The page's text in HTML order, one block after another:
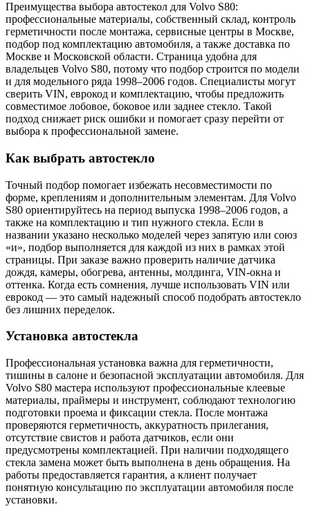
Преимущества выбора автостекол для Volvo S80:
профессиональные материалы, собственный склад, контроль
герметичности после монтажа, сервисные центры в Москве,
подбор под комплектацию автомобиля, а также доставка по
Москве и Московской области. Страница удобна для
владельцев Volvo S80, потому что подбор строится по модели
и для модельного ряда 1998–2006 годов. Специалисты могут
сверить VIN, еврокод и комплектацию, чтобы предложить
совместимое лобовое, боковое или заднее стекло. Такой
подход снижает риск ошибки и помогает сразу перейти от
выбора к профессиональной замене.
Как выбрать автостекло
Точный подбор помогает избежать несовместимости по
форме, креплениям и дополнительным элементам. Для Volvo
S80 ориентируйтесь на период выпуска 1998–2006 годов, а
также на комплектацию и тип нужного стекла. Если в
названии указано несколько моделей через запятую или союз
«и», подбор выполняется для каждой из них в рамках этой
страницы. При заказе важно проверить наличие датчика
дождя, камеры, обогрева, антенны, молдинга, VIN-окна и
оттенка. Когда есть сомнения, лучше использовать VIN или
еврокод — это самый надежный способ подобрать автостекло
без лишних переделок.
Установка автостекла
Профессиональная установка важна для герметичности,
тишины в салоне и безопасной эксплуатации автомобиля. Для
Volvo S80 мастера используют профессиональные клеевые
материалы, праймеры и инструмент, соблюдают технологию
подготовки проема и фиксации стекла. После монтажа
проверяются герметичность, аккуратность прилегания,
отсутствие свистов и работа датчиков, если они
предусмотрены комплектацией. При наличии подходящего
стекла замена может быть выполнена в день обращения. На
работы предоставляется гарантия, а клиент получает
понятную консультацию по эксплуатации автомобиля после
установки.